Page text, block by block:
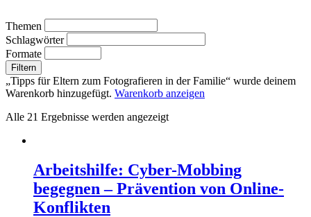
Themen
Schlagwörter
Formate
Filtern
„Tipps für Eltern zum Fotografieren in der Familie“ wurde deinem
Warenkorb hinzugefügt. Warenkorb anzeigen
Alle 21 Ergebnisse werden angezeigt
Arbeitshilfe: Cyber-Mobbing
begegnen – Prävention von Online-
Konflikten